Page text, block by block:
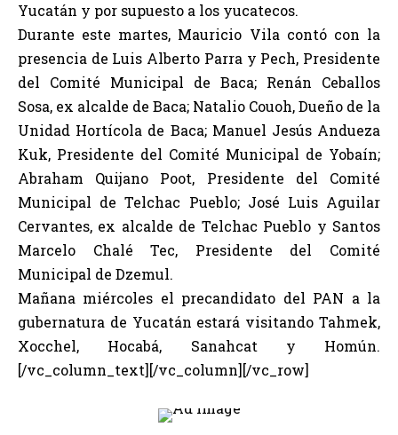
Yucatán y por supuesto a los yucatecos.
Durante este martes, Mauricio Vila contó con la
presencia de Luis Alberto Parra y Pech, Presidente
del Comité Municipal de Baca; Renán Ceballos
Sosa, ex alcalde de Baca; Natalio Couoh, Dueño de la
Unidad Hortícola de Baca; Manuel Jesús Andueza
Kuk, Presidente del Comité Municipal de Yobaín;
Abraham Quijano Poot, Presidente del Comité
Municipal de Telchac Pueblo; José Luis Aguilar
Cervantes, ex alcalde de Telchac Pueblo y Santos
Marcelo Chalé Tec, Presidente del Comité
Municipal de Dzemul.
Mañana miércoles el precandidato del PAN a la
gubernatura de Yucatán estará visitando Tahmek,
Xocchel, Hocabá, Sanahcat y Homún.
[/vc_column_text][/vc_column][/vc_row]